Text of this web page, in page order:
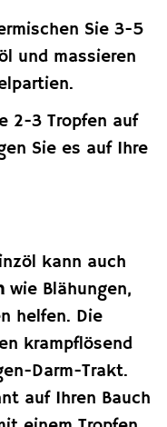
Sie 3-5
und massieren
2-3 Tropfen auf
Sie es auf Ihre
kann auch
wie Blähungen,
helfen. Die
krampflösend
Darm-Trakt.
auf Ihren Bauch